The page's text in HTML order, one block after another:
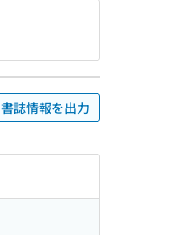
書誌情報を出力